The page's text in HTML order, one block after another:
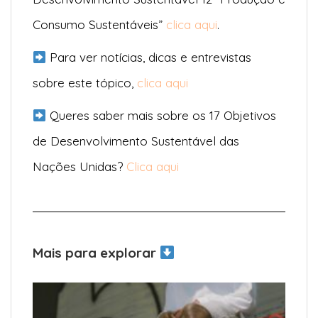
Consumo Sustentáveis” clica aqui.
Para ver notícias, dicas e entrevistas
sobre este tópico, clica aqui
Queres saber mais sobre os 17 Objetivos
de Desenvolvimento Sustentável das
Nações Unidas? Clica aqui
Mais para explorar